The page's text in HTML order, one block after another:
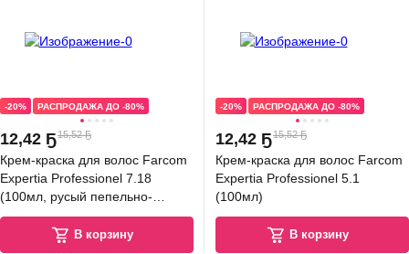
-20% РАСПРОДАЖА ДО -80%
12,42 Ҕ15,52 Ҕ
Крем-краска для волос Farcom
Expertia Professionel 7.18
(100мл, русый пепельно-
жемчужный)
В корзину
-20% РАСПРОДАЖА ДО -80%
12,42 Ҕ15,52 Ҕ
Крем-краска для волос Farcom
Expertia Professionel 5.1
(100мл)
В корзину